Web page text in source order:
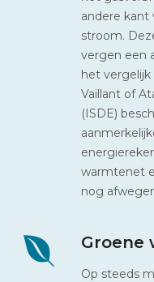
andere kant
stroom.
vergen een
het
Vaillant of
(ISDE)
warmtenet
nog
Groene
Op steeds